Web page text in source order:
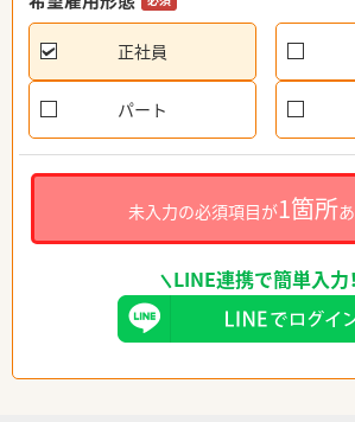
正社員
パート
未入力の必須項目が1箇所
LINE連携で簡単入力！